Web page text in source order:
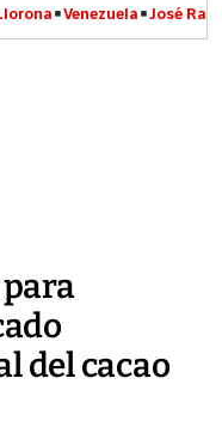
Venezuela José
del cacao